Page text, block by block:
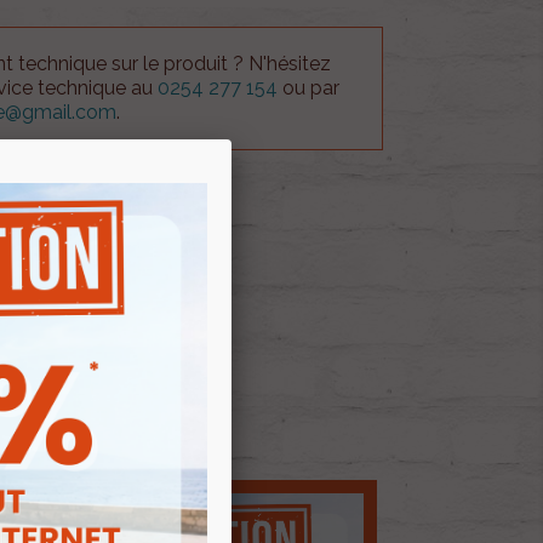
technique sur le produit ? N'hésitez
technique au 0254 277 154 ou par
.
PANIER
D'ENVIES